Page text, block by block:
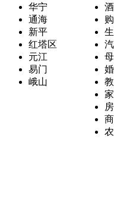
华宁
通海
新平
红塔区
元江
易门
峨山